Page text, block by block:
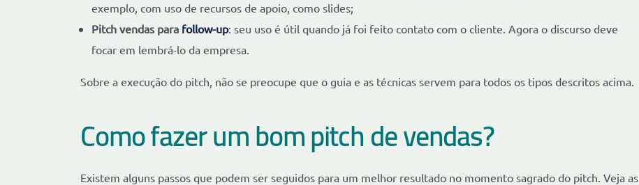
exemplo, com uso de recursos de apoio, como slides;
Pitch vendas para follow-up: seu uso é útil quando já foi feito contato com o cliente. Agora o discurso deve
focar em lembrá-lo da empresa.
Sobre a execução do pitch, não se preocupe que o guia e as técnicas servem para todos os tipos descritos acima.
Como fazer um bom pitch de vendas?
Existem alguns passos que podem ser seguidos para um melhor resultado no momento sagrado do pitch. Veja as